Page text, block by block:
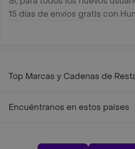
15 días de envíos gratis con
Top Marcas y Cadenas de
Encuéntranos en estos países